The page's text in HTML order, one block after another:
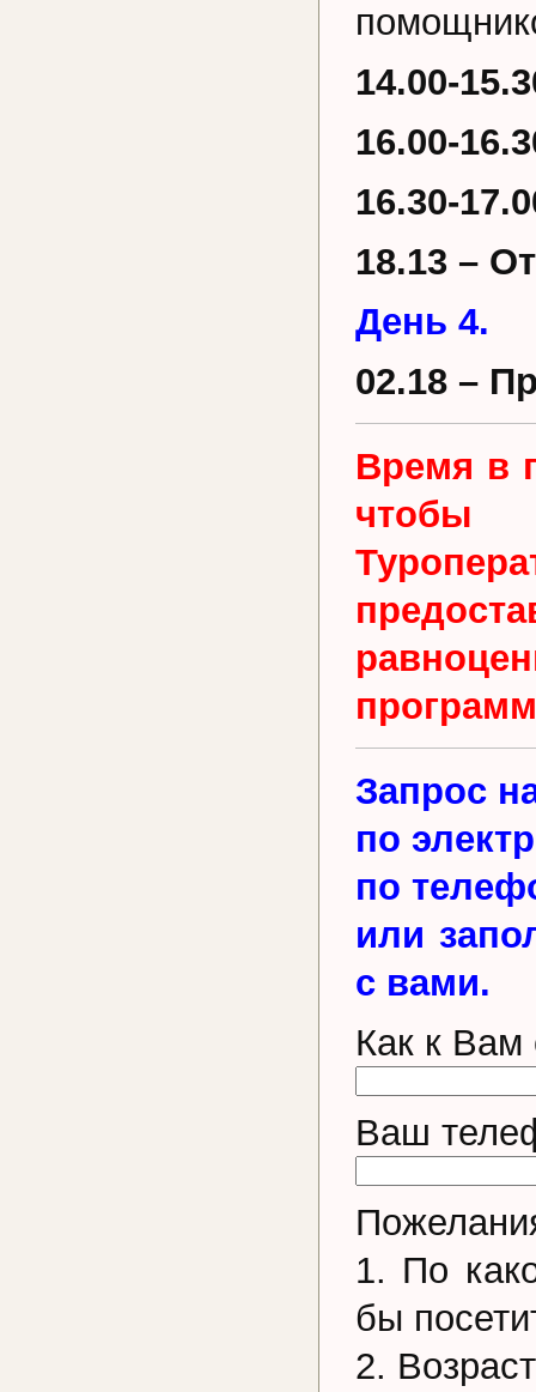
14.00-
16.00-
16.30-
18.13 –
День 4.
02.18 –
Время в
чтобы
Запрос
по
по
или
с вами.
Как к Вам
Ваш
1. По
бы
2.